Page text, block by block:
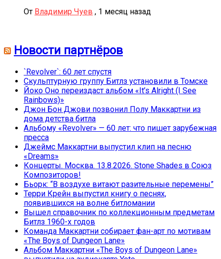
От Владимир Чуев , 1 месяц назад
Новости партнёров
`Revolver`: 60 лет спустя
Скульптурную группу Битлз установили в Томске
Йоко Оно переиздаст альбом «It’s Alright (I See
Rainbows)»
Джон Бон Джови позвонил Полу Маккартни из
дома детства битла
Альбому «Revolver» — 60 лет: что пишет зарубежная
пресса
Джеймс Маккартни выпустил клип на песню
«Dreams»
Концерты. Москва. 13.8.2026. Stone Shades в Союз
Композиторов!
Бьорк: “В воздухе витают разительные перемены”
Терри Крейн выпустил книгу о песнях,
появившихся на волне битломании
Вышел справочник по коллекционным предметам
Битлз 1960-х годов
Команда Маккартни собирает фан-арт по мотивам
«The Boys of Dungeon Lane»
Альбом Маккартни «The Boys of Dungeon Lane»